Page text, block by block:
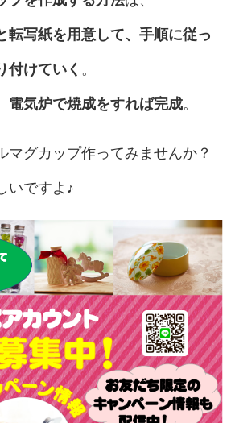
転写紙を用意して、手順に従っ
付けていく 。
電気炉で焼成をすれば完成。
マグカップ作ってみませんか？
いですよ♪